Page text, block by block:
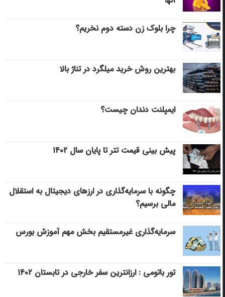
چرا بلوک زن دسته دوم نخریم؟
بهترین روش خرید میلگرد در تناژ بالا
ایمپلنت دندان چیست؟
پیش بینی قیمت تتر تا پایان سال ۱۴۰۲
چگونه با سرمایه‌گذاری در ارزهای دیجیتال به استقلال
مالی برسیم؟
سرمایه‌گذاری غیرمستقیم بخش مهم آموزش بورس
تور باتومی : ارزانترین سفر خارجی در تابستان ۱۴۰۲